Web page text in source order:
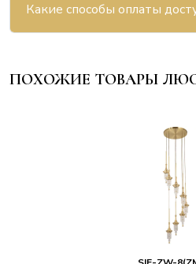
Какие способы оплаты
ПОХОЖИЕ ТОВАРЫ